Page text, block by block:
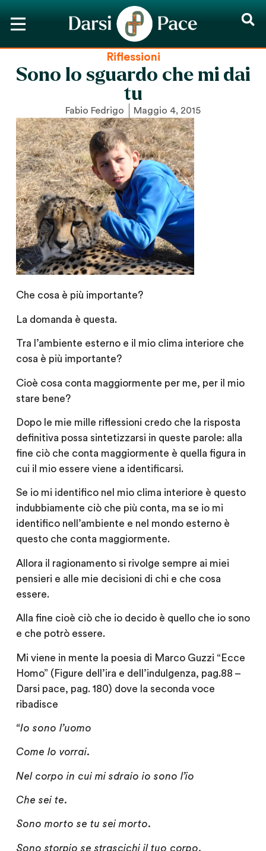
Riflessioni
Sono lo sguardo che mi dai
tu
Fabio Fedrigo Maggio 4, 2015
Che cosa è più importante?
La domanda è questa.
Tra l’ambiente esterno e il mio clima interiore che
cosa è più importante?
Cioè cosa conta maggiormente per me, per il mio
stare bene?
Dopo le mie mille riflessioni credo che la risposta
definitiva possa sintetizzarsi in queste parole: alla
fine ciò che conta maggiormente è quella figura in
cui il mio essere viene a identificarsi.
Se io mi identifico nel mio clima interiore è questo
indubbiamente ciò che più conta, ma se io mi
identifico nell’ambiente e nel mondo esterno è
questo che conta maggiormente.
Allora il ragionamento si rivolge sempre ai miei
pensieri e alle mie decisioni di chi e che cosa
essere.
Alla fine cioè ciò che io decido è quello che io sono
e che potrò essere.
Mi viene in mente la poesia di Marco Guzzi “Ecce
Homo” (Figure dell’ira e dell’indulgenza, pag.88 –
Darsi pace, pag. 180) dove la seconda voce
ribadisce
“Io sono l’uomo
Come lo vorrai.
Nel corpo in cui mi sdraio io sono l’io
Che sei te.
Sono morto se tu sei morto.
Sono storpio se strascichi il tuo corpo.